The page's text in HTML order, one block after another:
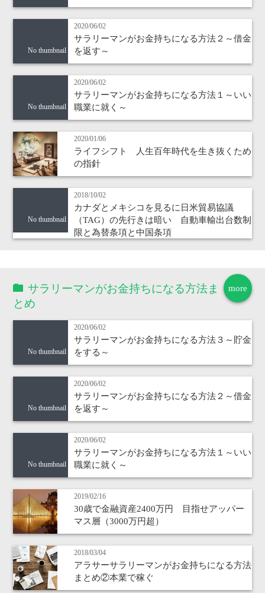
No thumbnail
2020/06/02
サラリーマンがお金持ちになる方法２～借金
を返す～
No thumbnail
2020/06/02
サラリーマンがお金持ちになる方法１～いい
職業に就く～
2020/01/06
ライフシフト 人生百年時代を生き抜くため
の指針
No thumbnail
2018/10/02
カナダとメキシコを見るに日米貿易協議
（TAG）の先行きは暗い 自動車輸出台数制
限と為替条項と中国条項
more
サラリーマンがお金持ちになる方法ま
とめ
No thumbnail
2020/06/02
サラリーマンがお金持ちになる方法３～貯金
をする～
No thumbnail
2020/06/02
サラリーマンがお金持ちになる方法２～借金
を返す～
No thumbnail
2020/06/02
サラリーマンがお金持ちになる方法１～いい
職業に就く～
2019/02/16
30歳で金融資産2400万円 目指せアッパー
マス層（3000万円超）
2018/03/04
アラサーサラリーマンがお金持ちになる方法
まとめ②本業で稼ぐ